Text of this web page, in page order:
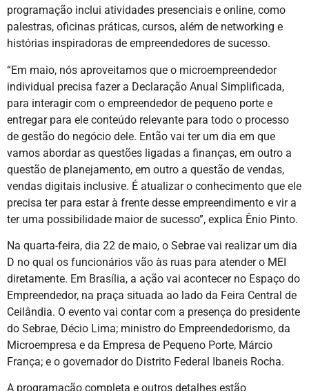
programação inclui atividades presenciais e online, como
palestras, oficinas práticas, cursos, além de networking e
histórias inspiradoras de empreendedores de sucesso.
“Em maio, nós aproveitamos que o microempreendedor
individual precisa fazer a Declaração Anual Simplificada,
para interagir com o empreendedor de pequeno porte e
entregar para ele conteúdo relevante para todo o processo
de gestão do negócio dele. Então vai ter um dia em que
vamos abordar as questões ligadas a finanças, em outro a
questão de planejamento, em outro a questão de vendas,
vendas digitais inclusive. É atualizar o conhecimento que ele
precisa ter para estar à frente desse empreendimento e vir a
ter uma possibilidade maior de sucesso”, explica Ênio Pinto.
Na quarta-feira, dia 22 de maio, o Sebrae vai realizar um dia
D no qual os funcionários vão às ruas para atender o MEI
diretamente. Em Brasília, a ação vai acontecer no Espaço do
Empreendedor, na praça situada ao lado da Feira Central de
Ceilândia. O evento vai contar com a presença do presidente
do Sebrae, Décio Lima; ministro do Empreendedorismo, da
Microempresa e da Empresa de Pequeno Porte, Márcio
França; e o governador do Distrito Federal Ibaneis Rocha.
A programação completa e outros detalhes estão